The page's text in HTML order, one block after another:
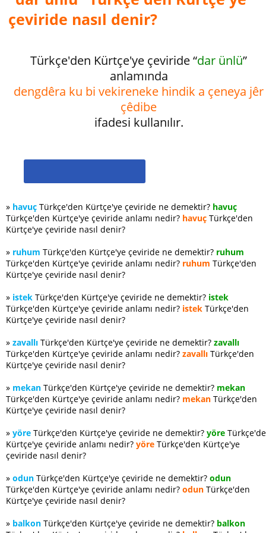
çeviride nasıl denir?
Türkçe'den Kürtçe'ye çeviride “dar ünlü”
anlamında
dengdêra ku bi vekireneke hindik a çeneya jêr
çêdibe
ifadesi kullanılır.
» havuç Türkçe'den Kürtçe'ye çeviride ne demektir? havuç
Türkçe'den Kürtçe'ye çeviride anlamı nedir? havuç Türkçe'den
Kürtçe'ye çeviride nasıl denir?
» ruhum Türkçe'den Kürtçe'ye çeviride ne demektir? ruhum
Türkçe'den Kürtçe'ye çeviride anlamı nedir? ruhum Türkçe'den
Kürtçe'ye çeviride nasıl denir?
» istek Türkçe'den Kürtçe'ye çeviride ne demektir? istek
Türkçe'den Kürtçe'ye çeviride anlamı nedir? istek Türkçe'den
Kürtçe'ye çeviride nasıl denir?
» zavallı Türkçe'den Kürtçe'ye çeviride ne demektir? zavallı
Türkçe'den Kürtçe'ye çeviride anlamı nedir? zavallı Türkçe'den
Kürtçe'ye çeviride nasıl denir?
» mekan Türkçe'den Kürtçe'ye çeviride ne demektir? mekan
Türkçe'den Kürtçe'ye çeviride anlamı nedir? mekan Türkçe'den
Kürtçe'ye çeviride nasıl denir?
» yöre Türkçe'den Kürtçe'ye çeviride ne demektir? yöre
Kürtçe'ye çeviride anlamı nedir? yöre Türkçe'den Kürtçe'ye
çeviride nasıl denir?
» odun Türkçe'den Kürtçe'ye çeviride ne demektir? odun
Türkçe'den Kürtçe'ye çeviride anlamı nedir? odun Türkçe'den
Kürtçe'ye çeviride nasıl denir?
» balkon Türkçe'den Kürtçe'ye çeviride ne demektir? balkon